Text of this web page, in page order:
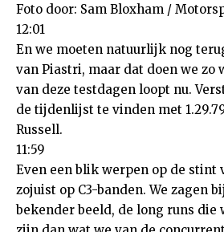
Foto door: Sam Bloxham /
12:01
En we moeten natuurlijk nog
van Piastri, maar dat doen we zo
van deze testdagen loopt nu.
de tijdenlijst te vinden met
Russell.
11:59
Even een blik werpen op de stint
zojuist op C3-banden. We zagen
bekender beeld, de long runs die